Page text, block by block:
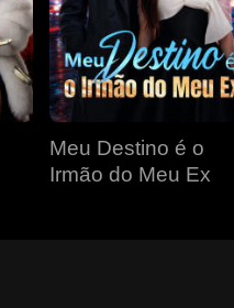
Meu Destino é o
Irmão do Meu Ex